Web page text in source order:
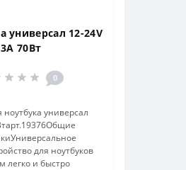
универсал 12-24V
3A 70Вт
0
универсал
для ноутбуков
легко и быстро